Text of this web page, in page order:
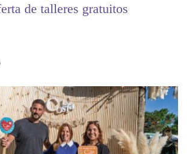
de talleres gratuitos